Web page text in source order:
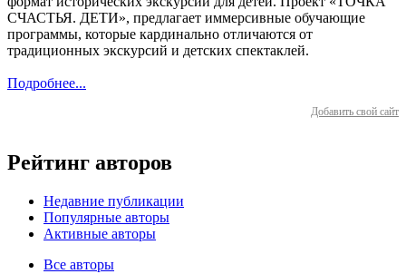
СЧАСТЬЯ. ДЕТИ», предлагает иммерсивные обучающие
программы, которые кардинально отличаются от
традиционных экскурсий и детских спектаклей.
Подробнее...
Добавить свой сайт
Рейтинг авторов
Недавние публикации
Популярные авторы
Активные авторы
Все авторы